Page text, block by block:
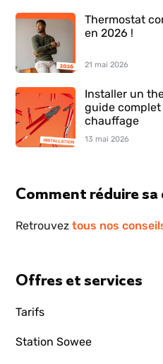
Thermostat
en 2026 !
21 mai 2026
Installer un
guide
chauffage
13 mai 2026
Comment réduire sa
Retrouveztous nos
Offres et services
Tarifs
Station Sowee